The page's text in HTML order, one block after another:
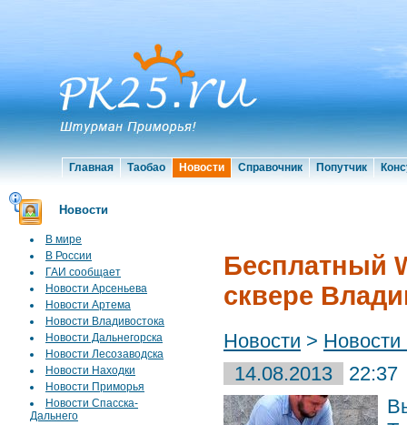
Главная Таобао Новости Справочник Попутчик
Новости
В мире
В России
ГАИ сообщает
Новости Арсеньева
Новости Артема
Новости Владивостока
Новости Дальнегорска
Новости Лесозаводска
Новости Находки
Новости Приморья
Новости Спасска-
Дальнего
Бесплатный
сквере
Новости > Новости
14.08.2013
22:37